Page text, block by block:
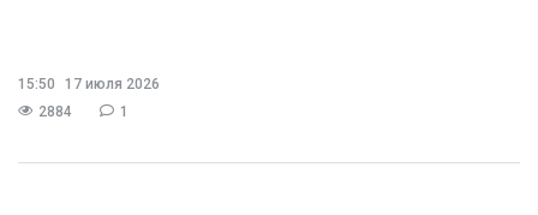
15:50
17 июля 2026
2884
1